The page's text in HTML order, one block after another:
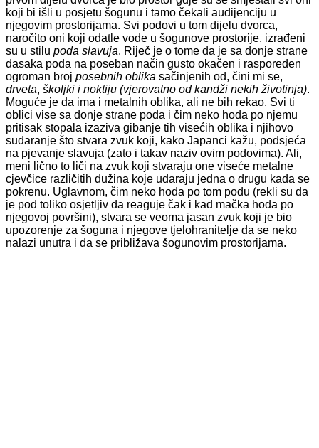
koji bi išli u posjetu šogunu i tamo čekali audijenciju u
njegovim prostorijama. Svi podovi u tom dijelu dvorca,
naročito oni koji odatle vode u šogunove prostorije, izrađeni
su u stilu poda slavuja. Riječ je o tome da je sa donje strane
dasaka poda na poseban način gusto okačen i raspoređen
ogroman broj posebnih oblika sačinjenih od, čini mi se,
drveta, školjki i noktiju (vjerovatno od kandži nekih životinja).
Moguće je da ima i metalnih oblika, ali ne bih rekao. Svi ti
oblici vise sa donje strane poda i čim neko hoda po njemu
pritisak stopala izaziva gibanje tih visećih oblika i njihovo
sudaranje što stvara zvuk koji, kako Japanci kažu, podsjeća
na pjevanje slavuja (zato i takav naziv ovim podovima). Ali,
meni lično to liči na zvuk koji stvaraju one viseće metalne
cjevčice različitih dužina koje udaraju jedna o drugu kada se
pokrenu. Uglavnom, čim neko hoda po tom podu (rekli su da
je pod toliko osjetljiv da reaguje čak i kad mačka hoda po
njegovoj površini), stvara se veoma jasan zvuk koji je bio
upozorenje za šoguna i njegove tjelohranitelje da se neko
nalazi unutra i da se približava šogunovim prostorijama.